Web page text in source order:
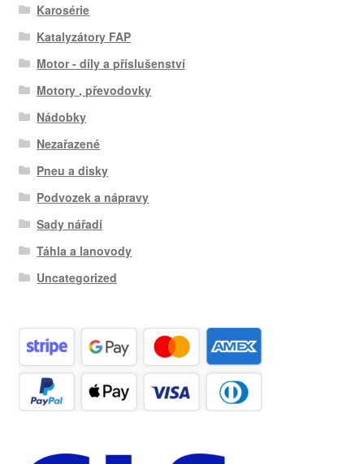
Karosérie
Katalyzátory FAP
Motor - díly a příslušenství
Motory , převodovky
Nádobky
Nezařazené
Pneu a disky
Podvozek a nápravy
Sady nářadí
Táhla a lanovody
Uncategorized